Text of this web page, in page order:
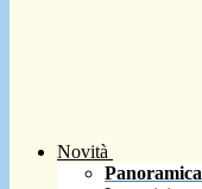
Novità
Panoramica